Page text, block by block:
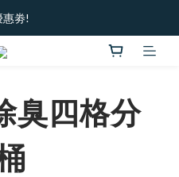
100元購物金
惠劵!
100元購物金
臭四格分